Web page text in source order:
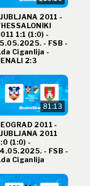
2011 -
1:1 (1:0) -
- FSB -
Ciganlija -
2:3
81:13
2011 -
2011
(1:0) -
- FSB -
Ciganlija